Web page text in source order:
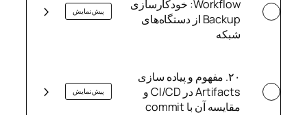
Workflow: خودکارسازی
Backup از دستگاه‌های
شبکه
پیش‌نمایش
​۲۰. مفهوم و پیاده سازی
Artifacts در CI/CD​ و
مقایسه آن با commit​
پیش‌نمایش